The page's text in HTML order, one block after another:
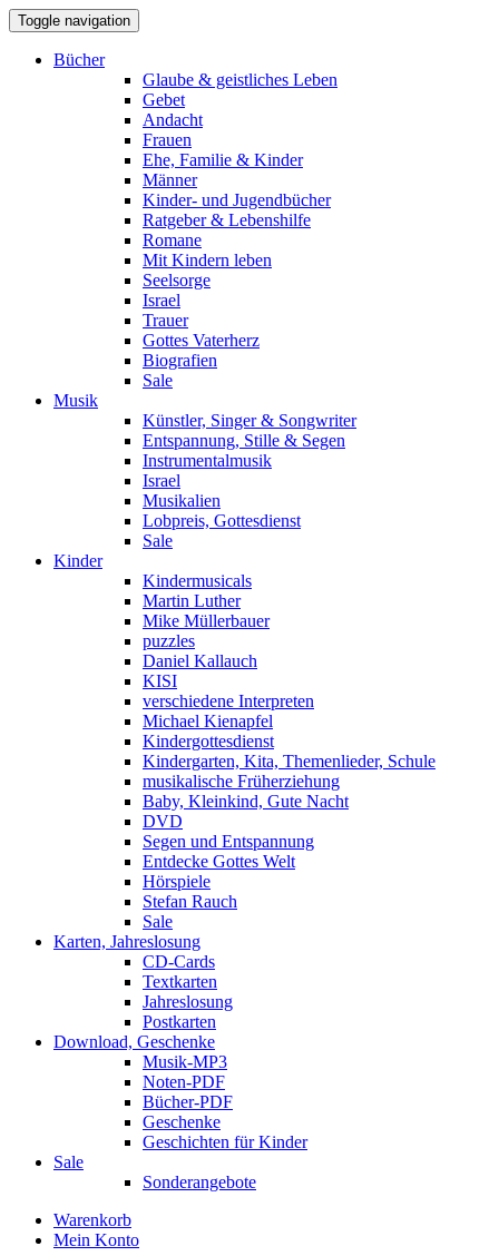
Toggle navigation
Bücher
Glaube & geistliches Leben
Gebet
Andacht
Frauen
Ehe, Familie & Kinder
Männer
Kinder- und Jugendbücher
Ratgeber & Lebenshilfe
Romane
Mit Kindern leben
Seelsorge
Israel
Trauer
Gottes Vaterherz
Biografien
Sale
Musik
Künstler, Singer & Songwriter
Entspannung, Stille & Segen
Instrumentalmusik
Israel
Musikalien
Lobpreis, Gottesdienst
Sale
Kinder
Kindermusicals
Martin Luther
Mike Müllerbauer
puzzles
Daniel Kallauch
KISI
verschiedene Interpreten
Michael Kienapfel
Kindergottesdienst
Kindergarten, Kita, Themenlieder, Schule
musikalische Früherziehung
Baby, Kleinkind, Gute Nacht
DVD
Segen und Entspannung
Entdecke Gottes Welt
Hörspiele
Stefan Rauch
Sale
Karten, Jahreslosung
CD-Cards
Textkarten
Jahreslosung
Postkarten
Download, Geschenke
Musik-MP3
Noten-PDF
Bücher-PDF
Geschenke
Geschichten für Kinder
Sale
Sonderangebote
Warenkorb
Mein Konto